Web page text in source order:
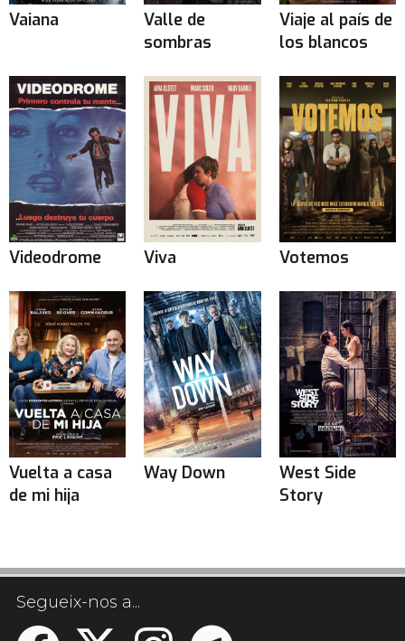
Vaiana
Valle de
sombras
Viaje al país de
los blancos
Videodrome Viva Votemos
Vuelta a casa
de mi hija
Way Down
West Side
Story
Segueix-nos a...